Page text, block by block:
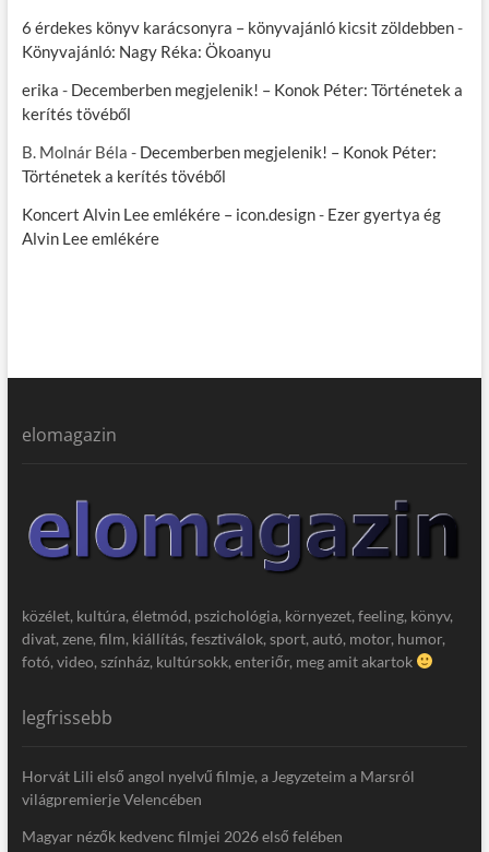
6 érdekes könyv karácsonyra – könyvajánló kicsit zöldebben-
Könyvajánló: Nagy Réka: Ökoanyu
erika - Decemberben megjelenik! – Konok Péter: Történetek a
kerítés tövéből
B. Molnár Béla - Decemberben megjelenik! – Konok Péter:
Történetek a kerítés tövéből
Koncert Alvin Lee emlékére – icon.design- Ezer gyertya ég
Alvin Lee emlékére
elomagazin
közélet, kultúra, életmód, pszichológia, környezet, feeling, könyv,
divat, zene, film, kiállítás, fesztiválok, sport, autó, motor, humor,
fotó, video, színház, kultúrsokk, enteriőr, meg amit akartok
legfrissebb
Horvát Lili első angol nyelvű filmje, a Jegyzeteim a Marsról
világpremierje Velencében
Magyar nézők kedvenc filmjei 2026 első felében